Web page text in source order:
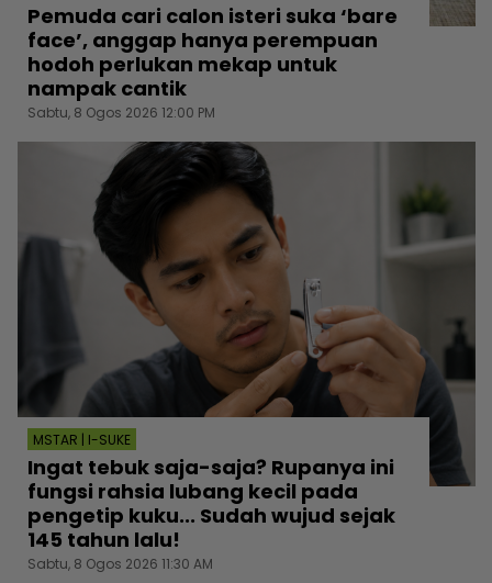
Pemuda cari calon isteri suka ‘bare
face’, anggap hanya perempuan
hodoh perlukan mekap untuk
nampak cantik
Sabtu, 8 Ogos 2026 12:00 PM
MSTAR | I-SUKE
Ingat tebuk saja-saja? Rupanya ini
fungsi rahsia lubang kecil pada
pengetip kuku... Sudah wujud sejak
145 tahun lalu!
Sabtu, 8 Ogos 2026 11:30 AM